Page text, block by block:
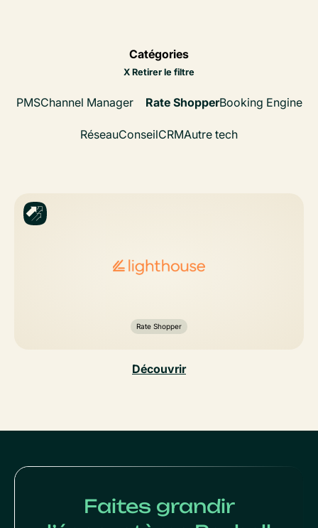
Catégories
X Retirer le filtre
PMSChannel Manager Rate ShopperBooking Engine
RéseauConseilCRMAutre tech
Rate Shopper
Découvrir
Faites grandir